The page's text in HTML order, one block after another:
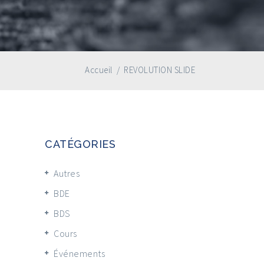
Accueil / REVOLUTION SLIDE
CATÉGORIES
Autres
BDE
BDS
Cours
Événements